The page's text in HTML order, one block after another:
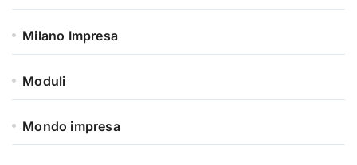
Milano Impresa
Moduli
Mondo impresa